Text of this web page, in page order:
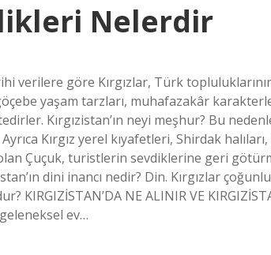
Nelerdir
verilere göre Kırgızlar, Türk
yaşam tarzları, muhafazakâr
Kırgızistan’ın neyi meşhur? Bu
Kırgız yerel kıyafetleri, Shirdak
Çuçuk, turistlerin sevdiklerine geri
dini inancı nedir? Din. Kırgızlar
KIRGIZİSTAN’DA NE ALINIR VE
geleneksel ev…